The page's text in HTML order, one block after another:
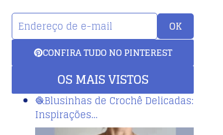
OK
CONFIRA TUDO NO PINTEREST
OS MAIS VISTOS
🧶Blusinhas de Crochê Delicadas:
Inspirações…